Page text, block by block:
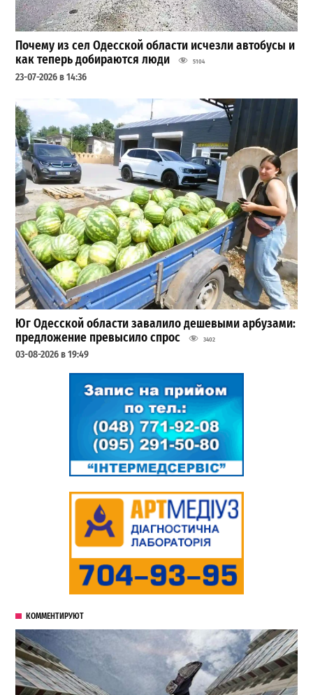
Почему из сел Одесской области исчезли автобусы и
как теперь добираются люди
5104
23-07-2026 в 14:36
Юг Одесской области завалило дешевыми арбузами:
предложение превысило спрос
3402
03-08-2026 в 19:49
КОММЕНТИРУЮТ